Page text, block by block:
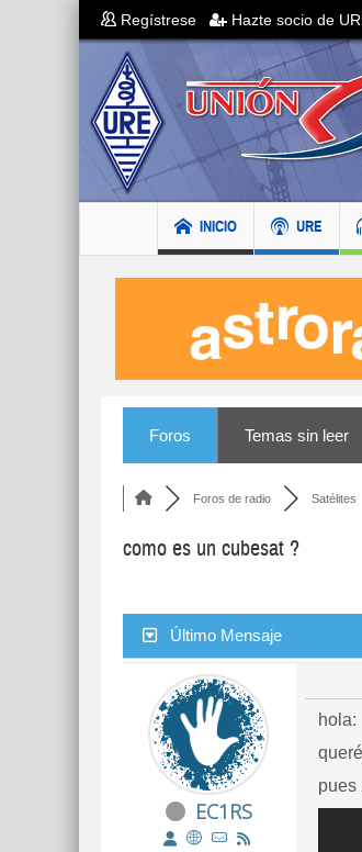
Regístrese Hazte socio de
INICIO URE
Foros Temas sin leer
Foros de radio Satélites
como es un cubesat ?
Último Mensaje
EC1RS
hola:
pues